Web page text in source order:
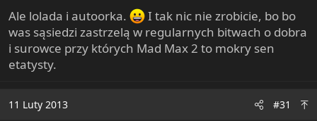
Ale lolada i autoorka.
I tak nic nie zrobicie, bo bo
was sąsiedzi zastrzelą w regularnych bitwach o dobra
i surowce przy których Mad Max 2 to mokry sen
etatysty.
11 Luty 2013 #31